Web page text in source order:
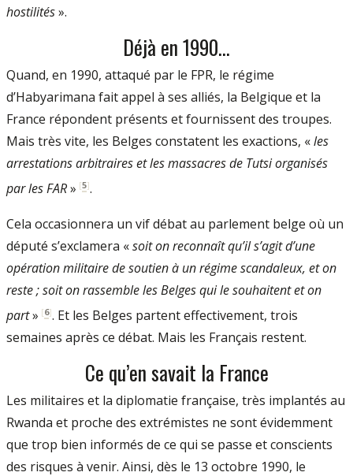
hostilités».
Déjà en 1990...
Quand, en 1990, attaqué par le FPR, le régime
d’Habyarimana fait appel à ses alliés, la Belgique et la
France répondent présents et fournissent des troupes.
Mais très vite, les Belges constatent les exactions, «les
arrestations arbitraires et les massacres de Tutsi organisés
par les FAR» [5].
Cela occasionnera un vif débat au parlement belge où un
député s’exclamera «soit on reconnaît qu’il s’agit d’une
opération militaire de soutien à un régime scandaleux, et on
reste ; soit on rassemble les Belges qui le souhaitent et on
part» [6]. Et les Belges partent effectivement, trois
semaines après ce débat. Mais les Français restent.
Ce qu’en savait la France
Les militaires et la diplomatie française, très implantés au
Rwanda et proche des extrémistes ne sont évidemment
que trop bien informés de ce qui se passe et conscients
des risques à venir. Ainsi, dès le 13 octobre 1990, le